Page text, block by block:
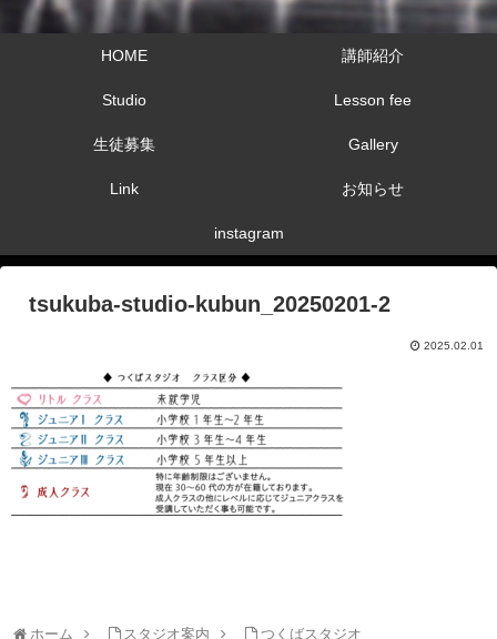
HOME 講師紹介
Studio Lesson fee
生徒募集 Gallery
Link お知らせ
instagram
tsukuba-studio-kubun_20250201-2
2025.02.01
ホーム スタジオ案内 つくばスタジオ